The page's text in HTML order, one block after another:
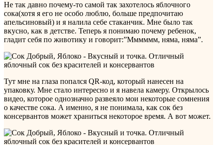
Не так давно почему-то самой так захотелось яблочного
сока(хотя я его не особо люблю, больше предпочитаю
апельсиновый) и я налила себе стаканчик. Мне было так
вкусно, как в детстве. Теперь я понимаю почему ребенок,
гладит себя по животику и говорит:”Мммммм, няма, няма”.
Тут мне на глаза попался QR-код, который нанесен на
упаковку. Мне стало интересно и я навела камеру. Открылось
видео, которое однозначно развеяло мои некоторые сомнения
о качестве сока. А именно, я не понимала, как сок без
консервантов может храниться некоторое время. А вот может.